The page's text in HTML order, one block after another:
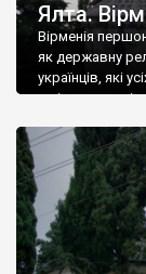
Ялта.
Вірменія
як державну
українців, які
є відданими